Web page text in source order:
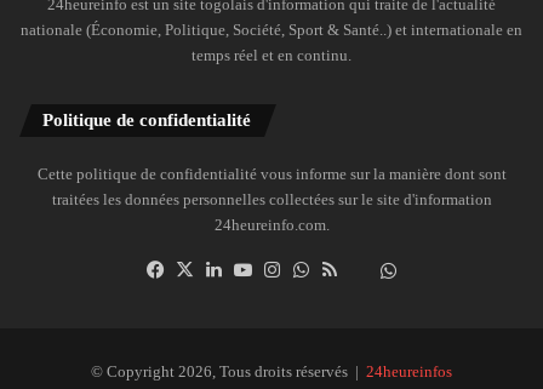
24heureinfo est un site togolais d'information qui traite de l'actualité
nationale (Économie, Politique, Société, Sport & Santé..) et internationale en
temps réel et en continu.
Politique de confidentialité
Cette politique de confidentialité vous informe sur la manière dont sont
traitées les données personnelles collectées sur le site d'information
24heureinfo.com.
Facebook
X LinkedinYouTubeInstagramWhatsAppDailymotion
© Copyright 2026, Tous droits réservés | 24heureinfos